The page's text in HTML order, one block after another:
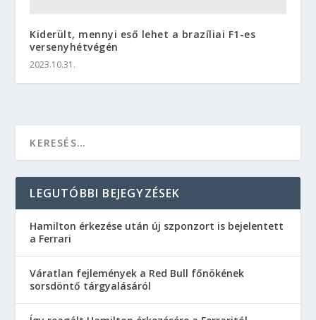
Kiderült, mennyi eső lehet a brazíliai F1-es
versenyhétvégén
2023.10.31.
LEGUTÓBBI BEJEGYZÉSEK
Hamilton érkezése után új szponzort is bejelentett
a Ferrari
Váratlan fejlemények a Red Bull főnökének
sorsdöntő tárgyalásáról